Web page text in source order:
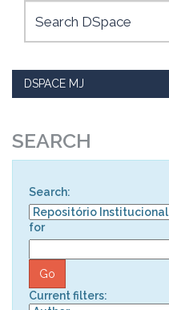
DSPACE MJ
SEARCH
Search:
for
Current filters: